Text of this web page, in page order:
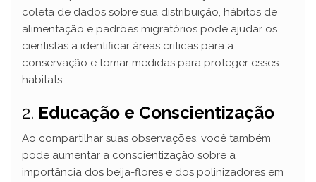
coleta de dados sobre sua distribuição, hábitos de
alimentação e padrões migratórios pode ajudar os
cientistas a identificar áreas críticas para a
conservação e tomar medidas para proteger esses
habitats.
2. Educação e Conscientização
Ao compartilhar suas observações, você também
pode aumentar a conscientização sobre a
importância dos beija-flores e dos polinizadores em